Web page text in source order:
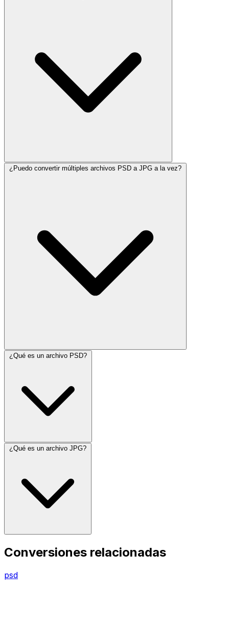
¿Puedo convertir múltiples archivos PSD a JPG a la vez?
¿Qué es un archivo PSD?
¿Qué es un archivo JPG?
Conversiones relacionadas
psd